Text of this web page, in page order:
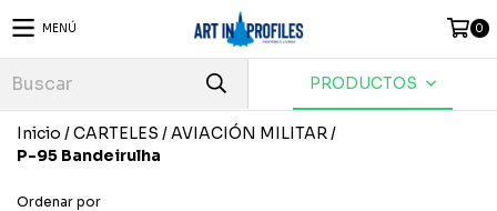
MENÚ 0
PRODUCTOS
Inicio /CARTELES /AVIACIÓN MILITAR/
P-95 Bandeirulha
Ordenar por